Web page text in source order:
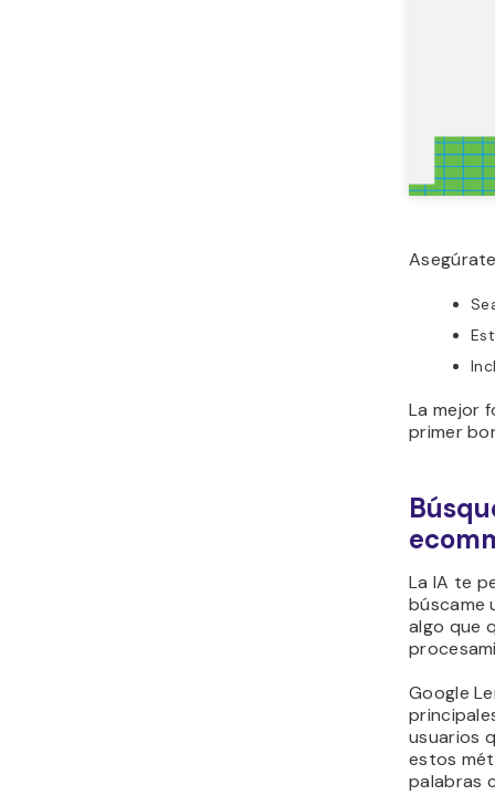
La mejor
primer
La IA te
búscame
algo que
Google
usuarios
estos
palabras